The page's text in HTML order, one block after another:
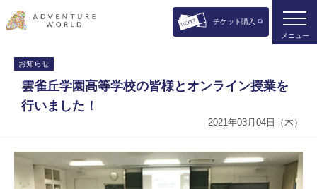
チケット購入
メニュー
お知らせ
雲雀丘学園高等学校の皆様とオンライン授業を
行いました！
2021年03月04日（木）